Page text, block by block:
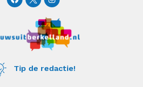
a
o
o
n
t
a
g
r
a
Tip de redactie!